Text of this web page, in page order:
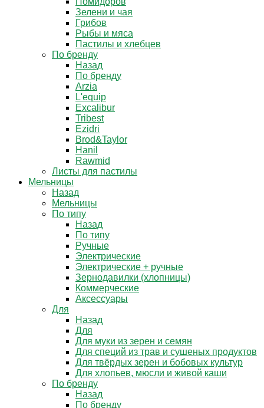
Зелени и чая
Грибов
Рыбы и мяса
Пастилы и хлебцев
По бренду
Назад
По бренду
Arzia
L'equip
Excalibur
Tribest
Ezidri
Brod&Taylor
Hanil
Rawmid
Листы для пастилы
Мельницы
Назад
Мельницы
По типу
Назад
По типу
Ручные
Электрические
Электрические + ручные
Зернодавилки (хлопницы)
Коммерческие
Аксессуары
Для
Назад
Для
Для муки из зерен и семян
Для специй из трав и сушеных продуктов
Для твёрдых зерен и бобовых культур
Для хлопьев, мюсли и живой каши
По бренду
Назад
По бренду